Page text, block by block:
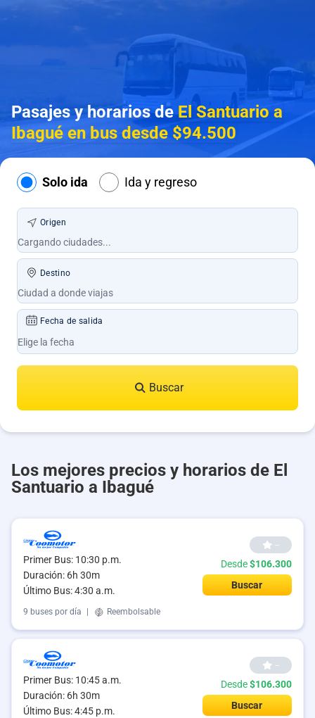
Pasajes y horarios deEl Santuario a
Ibagué en bus desde $94.500
Solo ida Ida y regreso
Origen
Destino
Fecha de salida
Buscar
Los mejores precios y horarios de El
Santuario a Ibagué
Primer Bus: 10:30 p.m.
Duración: 6h 30m
Último Bus: 4:30 a.m.
--
Desde$106.300
Buscar
9 buses por día Reembolsable
Primer Bus: 10:45 a.m.
Duración: 6h 30m
Último Bus: 4:45 p.m.
--
Desde$106.300
Buscar